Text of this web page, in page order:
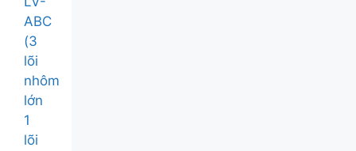
ABC
(3
lõi
nhôm
lớn
1
lõi